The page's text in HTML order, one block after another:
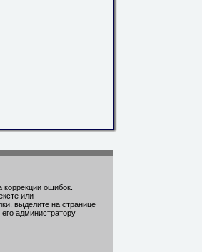
коррекции ошибок.
или
выделите на странице
администратору